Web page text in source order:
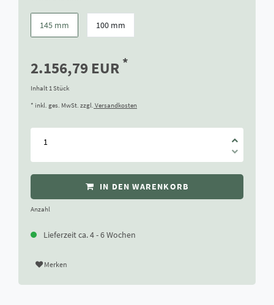
145 mm 100 mm
2.156,79 EUR *
Inhalt 1Stück
* inkl. ges. MwSt. zzgl. Versandkosten
IN DEN WARENKORB
Anzahl
Lieferzeit ca. 4 - 6 Wochen
Merken